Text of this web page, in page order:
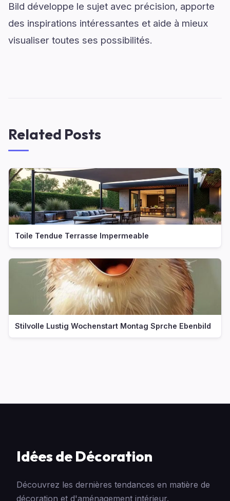
Bild développe le sujet avec précision, apporte
des inspirations intéressantes et aide à mieux
visualiser toutes ses possibilités.
Related Posts
Toile Tendue Terrasse Impermeable
Stilvolle Lustig Wochenstart Montag Sprche Ebenbild
Idées de Décoration
Découvrez les dernières tendances en matière de
décoration et d'aménagement intérieur.